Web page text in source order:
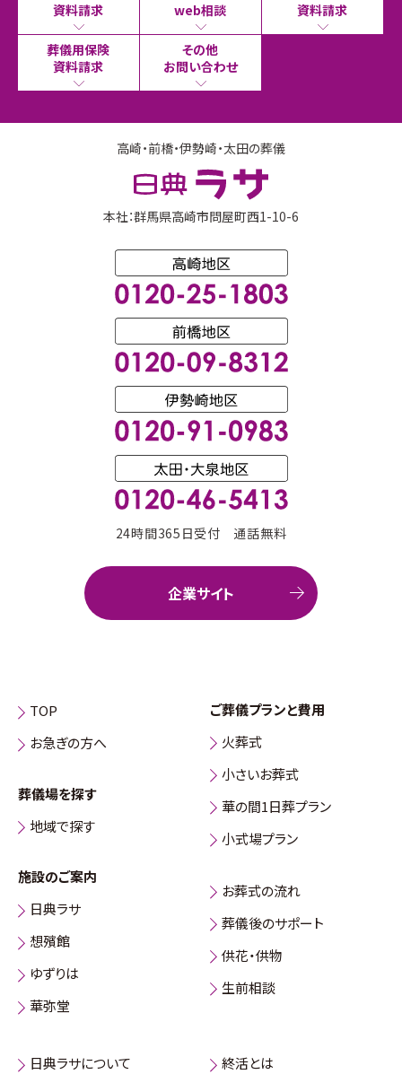
資料請求
web相談
資料請求
葬儀用保険
資料請求
その他
お問い合わせ
高崎・前橋・伊勢崎・太田の葬儀
本社：群馬県高崎市問屋町西1-10-6
24時間365日受付 通話無料
企業サイト
TOP
お急ぎの方へ
葬儀場を探す
地域で探す
施設のご案内
日典ラサ
想殯館
ゆずりは
華弥堂
ご葬儀プランと費用
火葬式
小さいお葬式
華の間1日葬プラン
小式場プラン
お葬式の流れ
葬儀後のサポート
供花・供物
生前相談
日典ラサについて
終活とは